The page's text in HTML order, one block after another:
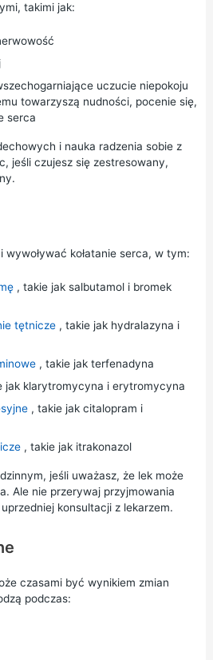
takimi jak:
uczucie niepokoju
towarzyszą nudności, pocenie się,
serca
i nauka radzenia sobie z
jeśli czujesz się zestresowany,
wywoływać kołatanie serca, w tym:
, takie jak salbutamoli bromek
tętnicze, takie jak hydralazyna i
, takie jak terfenadyna
jak klarytromycyna i erytromycyna
, takie jak citalopram i
, takie jak itrakonazol
jeśli uważasz, że lek może
Ale nie przerywaj przyjmowania
konsultacji z lekarzem.
czasami być wynikiem zmian
podczas: